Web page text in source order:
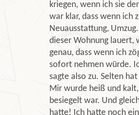
kriegen, wenn ich sie
war klar, dass wenn ich
Neuausstattung,
dieser Wohnung lauert,
genau, dass wenn ich
sofort nehmen würde.
sagte also zu. Selten
Mir wurde heiß und
besiegelt war. Und
hatte! Ich hatte noch